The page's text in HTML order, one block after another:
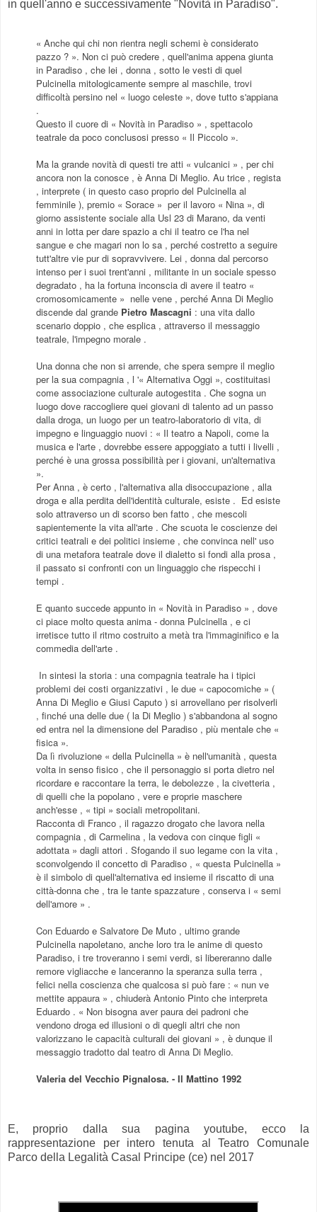
in quell'anno e successivamente "Novità in Paradiso".
« Anche qui chi non rientra negli schemi è considerato
pazzo ? ». Non ci può credere , quell'anima appena giunta
in Paradiso , che lei , donna , sotto le vesti di quel
Pulcinella mitologicamente sempre al maschile, trovi
difficoltà persino nel « luogo celeste », dove tutto s'appiana
.
Questo il cuore di « Novità in Paradiso » , spettacolo
teatrale da poco conclusosi presso « Il Piccolo ».
Ma la grande novità di questi tre atti « vulcanici » , per chi
ancora non la conosce , è Anna Di Meglio. Au trice , regista
, interprete ( in questo caso proprio del Pulcinella al
femminile ), premio « Sorace » per il lavoro « Nina », di
giorno assistente sociale alla Usl 23 di Marano, da venti
anni in lotta per dare spazio a chi il teatro ce l'ha nel
sangue e che magari non lo sa , perché costretto a seguire
tutt'altre vie pur di sopravvivere. Lei , donna dal percorso
intenso per i suoi trent'anni , militante in un sociale spesso
degradato , ha la fortuna inconscia di avere il teatro «
cromosomicamente » nelle vene , perché Anna Di Meglio
discende dal grande Pietro Mascagni : una vita dallo
scenario doppio , che esplica , attraverso il messaggio
teatrale, l'impegno morale .
Una donna che non si arrende, che spera sempre il meglio
per la sua compagnia , l '« Alternativa Oggi », costituitasi
come associazione culturale autogestita . Che sogna un
luogo dove raccogliere quei giovani di talento ad un passo
dalla droga, un luogo per un teatro-laboratorio di vita, di
impegno e linguaggio nuovi : « Il teatro a Napoli, come la
musica e l'arte , dovrebbe essere appoggiato a tutti i livelli ,
perché è una grossa possibilità per i giovani, un'alternativa
».
Per Anna , è certo , l'alternativa alla disoccupazione , alla
droga e alla perdita dell'identità culturale, esiste . Ed esiste
solo attraverso un di scorso ben fatto , che mescoli
sapientemente la vita all'arte . Che scuota le coscienze dei
critici teatrali e dei politici insieme , che convinca nell' uso
di una metafora teatrale dove il dialetto si fondi alla prosa ,
il passato si confronti con un linguaggio che rispecchi i
tempi .
E quanto succede appunto in « Novità in Paradiso » , dove
ci piace molto questa anima - donna Pulcinella , e ci
irretisce tutto il ritmo costruito a metà tra l'immaginifico e la
commedia dell'arte .
In sintesi la storia : una compagnia teatrale ha i tipici
problemi dei costi organizzativi , le due « capocomiche » (
Anna Di Meglio e Giusi Caputo ) si arrovellano per risolverli
, finché una delle due ( la Di Meglio ) s'abbandona al sogno
ed entra nel la dimensione del Paradiso , più mentale che «
fisica ».
Da lì rivoluzione « della Pulcinella » è nell'umanità , questa
volta in senso fisico , che il personaggio si porta dietro nel
ricordare e raccontare la terra, le debolezze , la civetteria ,
di quelli che la popolano , vere e proprie maschere
anch'esse , « tipi » sociali metropolitani.
Racconta di Franco , il ragazzo drogato che lavora nella
compagnia , di Carmelina , la vedova con cinque figli «
adottata » dagli attori . Sfogando il suo legame con la vita ,
sconvolgendo il concetto di Paradiso , « questa Pulcinella »
è il simbolo di quell'alternativa ed insieme il riscatto di una
città-donna che , tra le tante spazzature , conserva i « semi
dell'amore » .
Con Eduardo e Salvatore De Muto , ultimo grande
Pulcinella napoletano, anche loro tra le anime di questo
Paradiso, i tre troveranno i semi verdi, si libereranno dalle
remore vigliacche e lanceranno la speranza sulla terra ,
felici nella coscienza che qualcosa si può fare : « nun ve
mettite appaura » , chiuderà Antonio Pinto che interpreta
Eduardo . « Non bisogna aver paura dei padroni che
vendono droga ed illusioni o di quegli altri che non
valorizzano le capacità culturali dei giovani » , è dunque il
messaggio tradotto dal teatro di Anna Di Meglio.
Valeria del Vecchio Pignalosa. - Il Mattino 1992
E, proprio dalla sua pagina youtube, ecco la
rappresentazione per intero tenuta al Teatro Comunale
Parco della Legalità Casal Principe (ce) nel 2017